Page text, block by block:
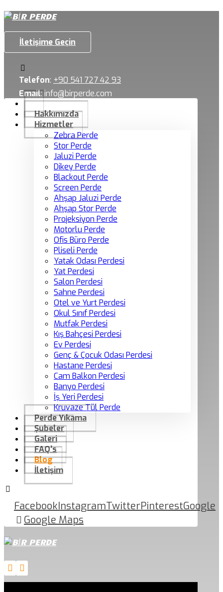
İletişime Geçin
Telefon: +90 541 727 42 93
Email:info@birperde.com
Hakkımızda
Hizmetler
Zebra Perde
Stor Perde
Jaluzi Perde
Dikey Perde
Blackout Perde
Screen Perde
Ahşap Jaluzi Perde
Ahşap Stor Perde
Projeksiyon Perde
Motorlu Perde
Ofis Büro Perde
Pliseli Perde
Yatak Odası Perdesi
Yat Perdesi
Salon Perdesi
Sahne Perdesi
Otel ve Yurt Perdesi
Okul Sınıf Perdesi
Mutfak Perdesi
Kış Bahçesi Perdesi
Ev Perdesi
Genç & Çocuk Odası Perdesi
Hastane Perdesi
Cam Balkon Perdesi
Banyo Perdesi
İş Yeri Perdesi
Kruvaze Tül Perde
Perde Yıkama
Şubeler
Galeri
FAQ’s
Blog
İletişim
FacebookInstagramTwitterPinterestGoogle
Google Maps